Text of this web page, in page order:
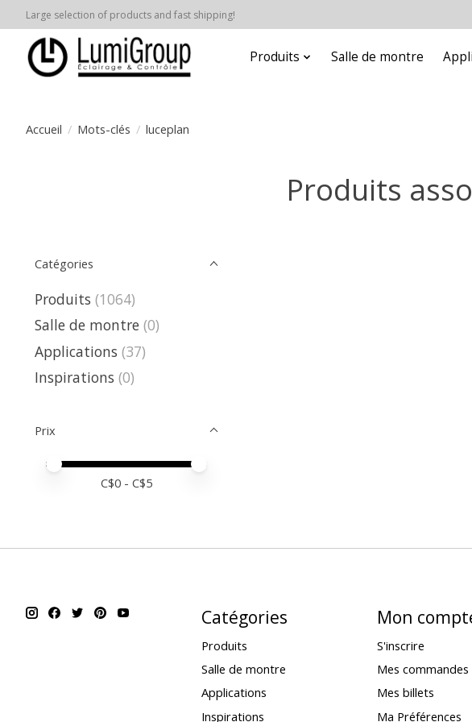
Large selection of products and fast shipping!
Produits Salle de montre
Accueil / Mots-clés / luceplan
Produits
Catégories
Produits (1064)
Salle de montre (0)
Applications (37)
Inspirations (0)
Prix
Prix minimum
Price maximum value
C$0 - C$5
Catégories
Produits
Salle de montre
Applications
Inspirations
Mon
S'inscrire
Mes commandes
Mes billets
Ma Préférences